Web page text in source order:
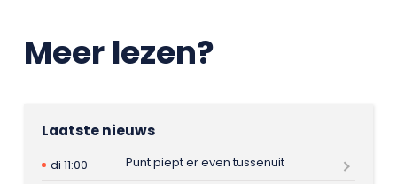
Meer lezen?
Laatste nieuws
di 11:00
Punt piept er even tussenuit